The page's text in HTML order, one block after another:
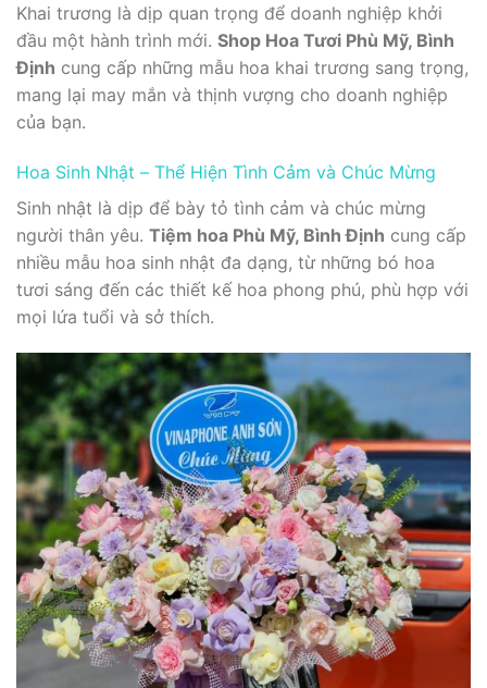
Khai trương là dịp quan trọng để doanh nghiệp khởi
đầu một hành trình mới. Shop Hoa Tươi Phù Mỹ, Bình
Định cung cấp những mẫu hoa khai trương sang trọng,
mang lại may mắn và thịnh vượng cho doanh nghiệp
của bạn.
Hoa Sinh Nhật – Thể Hiện Tình Cảm và Chúc Mừng
Sinh nhật là dịp để bày tỏ tình cảm và chúc mừng
người thân yêu. Tiệm hoa Phù Mỹ, Bình Định cung cấp
nhiều mẫu hoa sinh nhật đa dạng, từ những bó hoa
tươi sáng đến các thiết kế hoa phong phú, phù hợp với
mọi lứa tuổi và sở thích.